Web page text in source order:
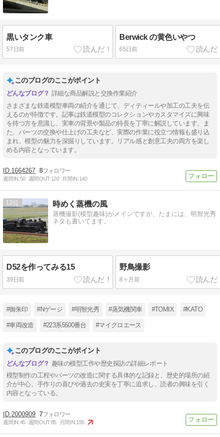
黒いタンク車
57日前
Berwick の黄色いやつ
65日前
このブログのここがポイント
詳細な商品解説と交換作業紹介
さまざまな鉄道模型車両の紹介を通じて、ディティールや加工の工夫を伝
えるのが特徴です。記事は鉄道模型のコレクションやカスタマイズに興味
を持つ方を意識し、実車の背景や製品の特長を丁寧に解説しています。ま
た、パーツの交換や仕上げの工夫など、実際の作業に役立つ情報も盛り込
まれ、模型の魅力を深掘りしています。リアル感と創意工夫の両方を楽し
める内容となっています。
1664267 8
週間IN:50 週間OUT:120 月間IN:140
12 時めく蒸機の風
蒸機撮影(模型趣味)がメインですが、たまには、明智光秀
ネタも書いてます。
D52を作ってみる15
39日前
野鳥撮影
8ヶ月前
#御朱印 #Nゲージ #明智光秀 #蒸気機関車 #TOMIX #KATO
#車両改造 #223系5500番台 #マイクロエース
このブログのここがポイント
趣味の模型工作や歴史探訪の詳細レポート
模型制作の工程やパーツの改造に関する具体的な記録と、歴史的場所の紹
介が中心。手作りの喜びや過去の史実を丁寧に追求し、読者の興味を引く
内容となっている。
2000909 7
週間IN:45 週間OUT:85 月間IN:155